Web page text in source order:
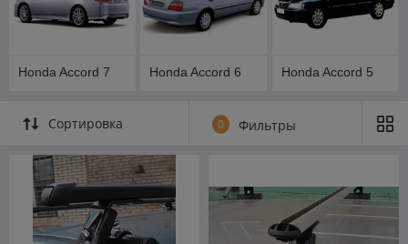
Honda Accord 7 Honda Accord 6 Honda Accord 5
Сортировка 0 Фильтры